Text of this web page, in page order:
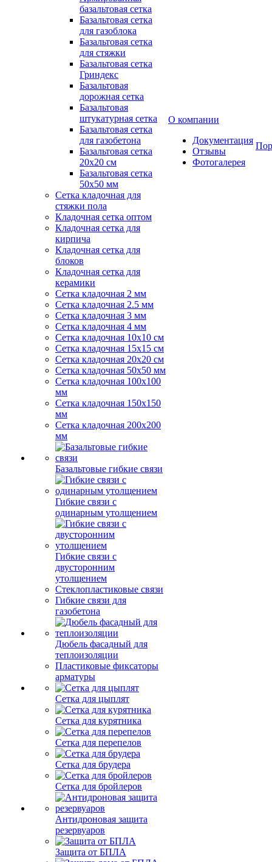
базальтовая сетка
Базальтовая сетка
для газоблока
Базальтовая сетка
для стяжки
Базальтовая сетка
Гриндекс
Базальтовая
дорожная сетка
Базальтовая
штукатурная сетка
Базальтовая сетка
для газобетона
Базальтовая сетка
20x20 см
Базальтовая сетка
50x50 мм
Сетка кладочная для
стяжки пола
Кладочная сетка оптом
Кладочная сетка для
кирпича
Кладочная сетка для
блоков
Кладочная сетка для
керамики
Сетка кладочная 2 мм
Сетка кладочная 2.5 мм
Сетка кладочная 3 мм
Сетка кладочная 4 мм
Сетка кладочная 10x10 см
Сетка кладочная 15x15 см
Сетка кладочная 20x20 см
Сетка кладочная 50x50 мм
Сетка кладочная 100x100
мм
Сетка кладочная 150x150
мм
Сетка кладочная 200x200
мм
Базальтовые гибкие связи
Гибкие связи с
одинарным утолщением
Гибкие связи с
двусторонним
утолщением
Стеклопластиковые связи
Гибкие связи для
газобетона
Дюбель фасадный для
теплоизоляции
Пластиковые фиксаторы
арматуры
Сетка для цыплят
Сетка для курятника
Сетка для перепелов
Сетка для брудера
Сетка для бройлеров
Антидроновая защита
резервуаров
Защита от БПЛА
О компании
Документация
Отзывы
Фотогалерея